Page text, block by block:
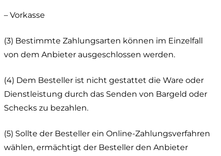
– Vorkasse
(3) Bestimmte Zahlungsarten können im Einzelfall
von dem Anbieter ausgeschlossen werden.
(4) Dem Besteller ist nicht gestattet die Ware oder
Dienstleistung durch das Senden von Bargeld oder
Schecks zu bezahlen.
(5) Sollte der Besteller ein Online-Zahlungsverfahren
wählen, ermächtigt der Besteller den Anbieter